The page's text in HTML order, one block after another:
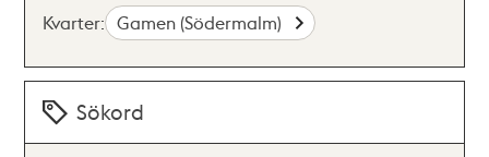
Kvarter: Gamen (Södermalm)
Sökord